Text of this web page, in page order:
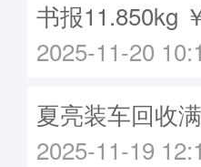
书报11.850kg
2025-11-20
夏亮装车回收
2025-11-19